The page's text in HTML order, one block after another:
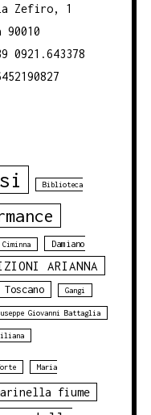
Zefiro, 1
0921.643378
Biblioteca
Ciminna Damiano
ARIANNA
Gangi
Giovanni Battaglia
Maria
fiume